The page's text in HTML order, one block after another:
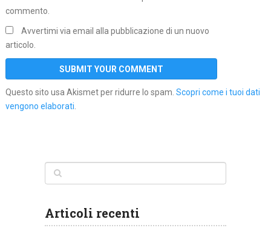
commento.
Avvertimi via email alla pubblicazione di un nuovo
articolo.
Questo sito usa Akismet per ridurre lo spam. Scopri come i tuoi dati
vengono elaborati.
Articoli recenti